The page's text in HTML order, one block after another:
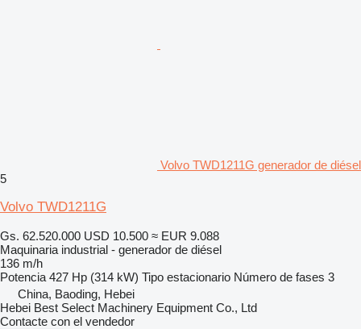
Volvo TWD1211G generador de diésel
5
Volvo TWD1211G
Gs. 62.520.000 USD 10.500 ≈ EUR 9.088
Maquinaria industrial - generador de diésel
136 m/h
Potencia 427 Hp (314 kW) Tipo estacionario Número de fases 3
China, Baoding, Hebei
Hebei Best Select Machinery Equipment Co., Ltd
Contacte con el vendedor